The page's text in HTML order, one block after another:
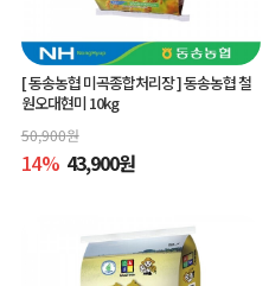
[ 동송농협 미곡종합처리장 ]동송농협 철
원오대현미 10kg
50,900원
14% 43,900원